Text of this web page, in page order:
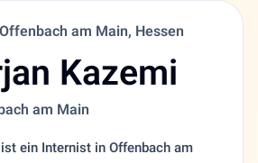
am Main, Hessen
Kazemi
am Main
ein Internist in Offenbach am